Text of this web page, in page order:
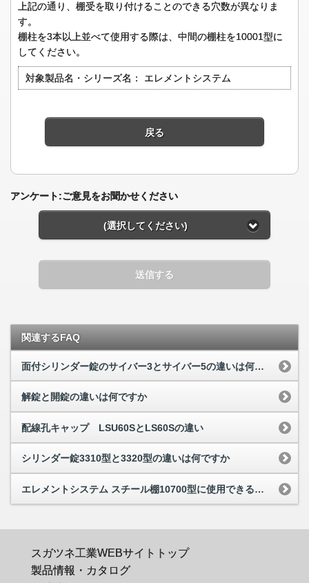
上記の通り、棚受を取り付けることのできる穴数が異なりま
す。
棚柱を3本以上並べて使用する際は、中間の棚柱を10001型に
してください。
対象製品名・シリーズ名： エレメントシステム
戻る
アンケート:ご意見をお聞かせください
(選択してください)
送信する
関連するFAQ
面付シリンダー錠のサイバー3とサイバー5の違いは何ですか
解錠と開錠の違いは何ですか
配線孔キャップ LSU60SとLS60Sの違い
シリンダー錠3310型と3320型の違いは何ですか
エレメントシステム スチール棚10700型に使用できる棚受は
スガツネ工業WEBサイトトップ
製品情報・カタログ